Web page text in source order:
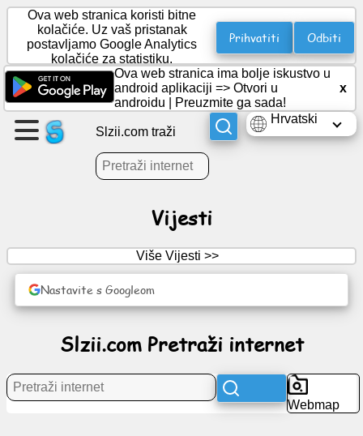
Napravite
stranicu
Stvori
grupu
red
Vijesti
Ova web stranica koristi bitne
kolačiće. Uz vaš pristanak
postavljamo Google Analytics
kolačiće za statistiku.
Prihvatiti Odbiti
Ova web stranica ima bolje iskustvo u
android aplikaciji => Otvori u
androidu
Preuzmite ga sada!
x
Hrvatski
Slzii.com traži
Vijesti
Više Vijesti >>
Nastavite s Googleom
Slzii.com Pretraži internet
Webmap